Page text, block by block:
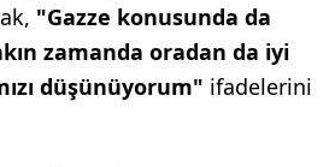
"Gazze konusunda da
zamanda oradan da iyi
düşünüyorum" ifadelerini